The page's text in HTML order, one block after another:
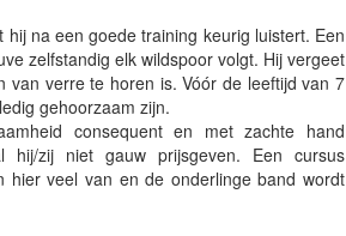
na een goede training keurig luistert. Een
zelfstandig elk wildspoor volgt. Hij vergeet
van verre te horen is. Vóór de leeftijd van 7
gehoorzaam zijn.
consequent en met zachte hand
hij/zij niet gauw prijsgeven. Een cursus
hier veel van en de onderlinge band wordt